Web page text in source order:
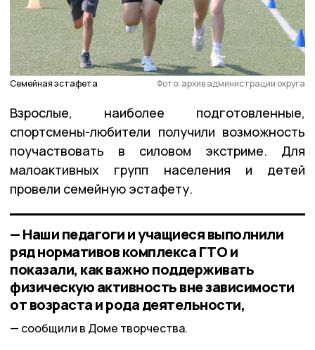
Семейная эстафета Фото: архив администрации округа
Взрослые, наиболее подготовленные,
спортсмены-любители получили возможность
поучаствовать в силовом экстриме. Для
малоактивных групп населения и детей
провели семейную эстафету.
— Наши педагоги и учащиеся выполнили
ряд нормативов комплекса ГТО и
показали, как важно поддерживать
физическую активность вне зависимости
от возраста и рода деятельности,
сообщили в Доме творчества.